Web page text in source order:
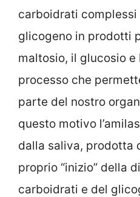
carboidrati complessi
glicogeno in prodotti
maltosio, il glucosio e
processo che
parte del nostro
questo motivo
dalla saliva, prodotta
proprio “inizio” della
carboidrati e del